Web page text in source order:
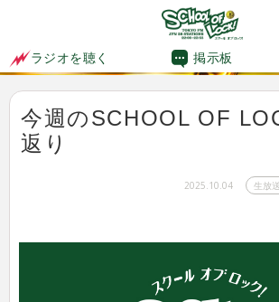
ラジオを聴く 掲示板
今週のSCHOOL OF
返り
2025.10.04 生放